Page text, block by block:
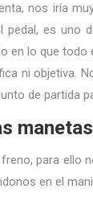
nos iría
es
lo que
ni objetiva.
de partida
para
en el